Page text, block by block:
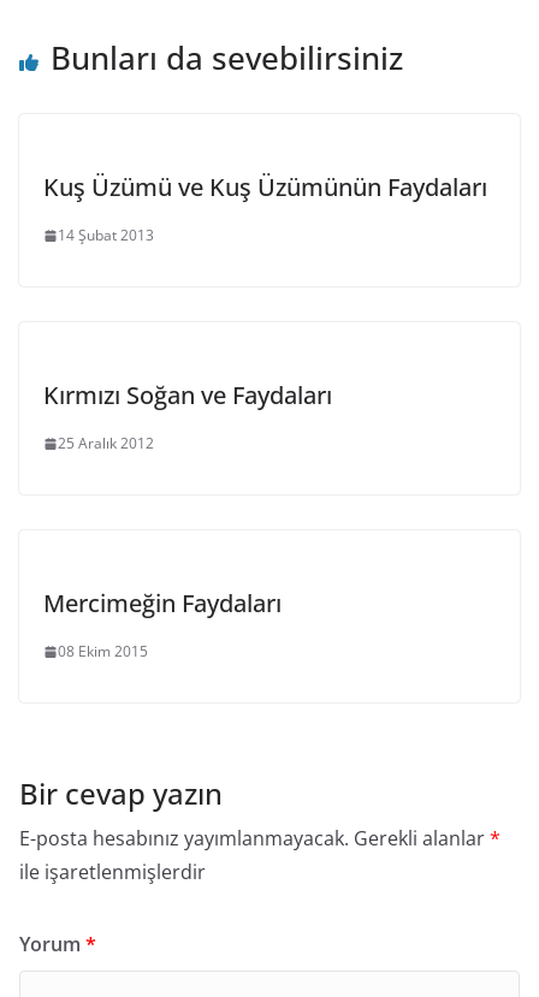
Bunları da sevebilirsiniz
Kuş Üzümü ve Kuş Üzümünün Faydaları
14 Şubat 2013
Kırmızı Soğan ve Faydaları
25 Aralık 2012
Mercimeğin Faydaları
08 Ekim 2015
Bir cevap yazın
E-posta hesabınız yayımlanmayacak. Gerekli alanlar*
ile işaretlenmişlerdir
Yorum *